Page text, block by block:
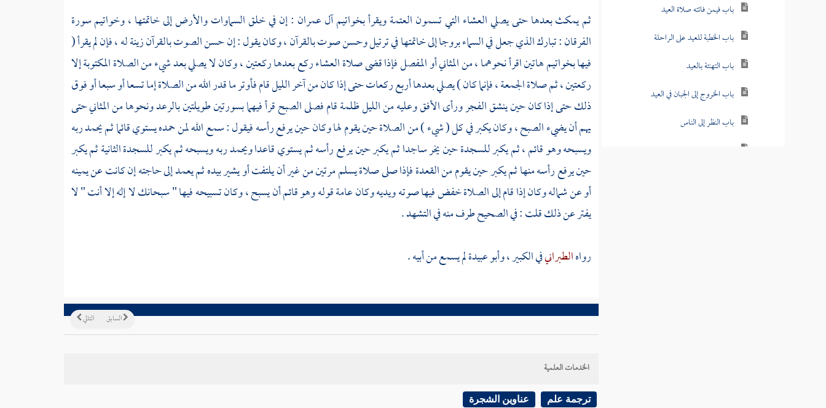
باب فيمن فاتته صلاة العيد
باب الخطبة للعيد على الراحلة
باب التهنئة بالعيد
باب الخروج إلى الجبان في العيد
باب النظر إلى الناس
ثم يمكث بعدها حتى يصلي العشاء التي تسمون العتمة ويقرأ بخواتيم آل عمران : إن في خلق السماوات والأرض إلى خاتمتها ، وخواتيم سورة
الفرقان : تبارك الذي جعل في السماء بروجا إلى خاتمتها في ترتيل وحسن صوت بالقرآن ، وكان يقول : إن حسن الصوت بالقرآن زينة له ، فإن لم يقرأ (
فيها بخواتيم هاتين اقرأ نحوهما ، من المثاني أو المفصل فإذا قضى صلاة العشاء ركع بعدها ركعتين ، وكان لا يصلي بعد شيء من الصلاة المكتوبة إلا
ركعتين ، ثم صلاة الجمعة ، فإنما كان ) يصلي بعدها أربع ركعات حتى إذا كان من آخر الليل قام فأوتر ما قدر الله من الصلاة إما تسعا أو سبعا أو فوق
ذلك حتى إذا كان حين ينشق الفجر ورأى الأفق وعليه من الليل ظلمة قام فصلى الصبح قرأ فيهما بسورتين طويلتين بالرعد ونحوها من المثاني حتى
يهم أن يضيء الصبح ، وكان يكبر في كل ( شيء ) من الصلاة حين يقوم لها وكان حين يرفع رأسه فيقول : سمع الله لمن حمده يستوي قائما ثم يحمد ربه
ويسبحه وهو قائم ، ثم يكبر للسجدة حين يخر ساجدا ثم يكبر حين يرفع رأسه ثم يستوي قاعدا ويحمد ربه ويسبحه ثم يكبر للسجدة الثانية ثم يكبر
حين يرفع رأسه منها ثم يكبر حين يقوم من القعدة فإذا صلى صلاة يسلم مرتين من غير أن يلتفت أو يشير بيده ثم يعمد إلى حاجته إن كانت عن يمينه
أو عن شماله وكان إذا قام إلى الصلاة خفض فيها صوته ويديه وكان عامة قوله وهو قائم أن يسبح ، وكان تسبيحه فيها " سبحانك لا إله إلا أنت " لا
يفتر عن ذلك قلت : في الصحيح طرف منه في التشهد .
رواهالطبرانيفي الكبير ،وأبو عبيدةلم يسمع من أبيه .
التالي السابق
الخدمات العلمية
ترجمة علم عناوين الشجرة